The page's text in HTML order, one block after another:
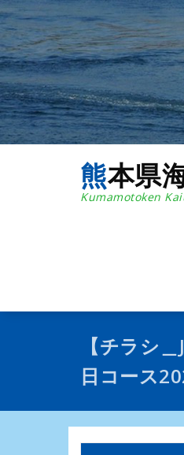
コ
ン
テ
ン
ツ
へ
ス
キ
ッ
熊本
Kumamotoken
【チラシ
日コース